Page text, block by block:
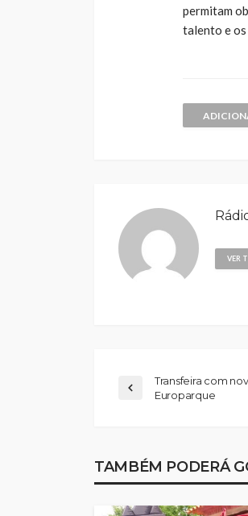
permitam
talento e
VER
Transfeira com
Europarque
TAMBÉM PODERÁ